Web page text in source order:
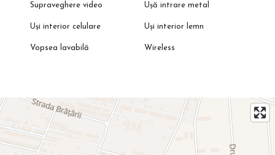
Supraveghere video Ușă intrare metal
Uși interior celulare Uși interior lemn
Vopsea lavabilă Wireless